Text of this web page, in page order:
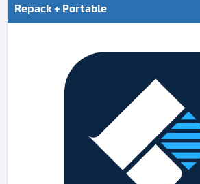
Repack + Portable